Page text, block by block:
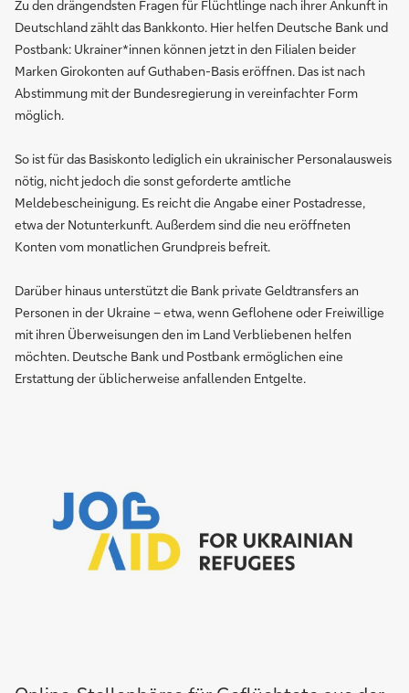
Zu den drängendsten Fragen für Flüchtlinge nach ihrer Ankunft in
Deutschland zählt das Bankkonto. Hier helfen Deutsche Bank und
Postbank: Ukrainer*innen können jetzt in den Filialen beider
Marken Girokonten auf Guthaben-Basis eröffnen. Das ist nach
Abstimmung mit der Bundesregierung in vereinfachter Form
möglich.
So ist für das Basiskonto lediglich ein ukrainischer Personalausweis
nötig, nicht jedoch die sonst geforderte amtliche
Meldebescheinigung. Es reicht die Angabe einer Postadresse,
etwa der Notunterkunft. Außerdem sind die neu eröffneten
Konten vom monatlichen Grundpreis befreit.
Darüber hinaus unterstützt die Bank private Geldtransfers an
Personen in der Ukraine – etwa, wenn Geflohene oder Freiwillige
mit ihren Überweisungen den im Land Verbliebenen helfen
möchten. Deutsche Bank und Postbank ermöglichen eine
Erstattung der üblicherweise anfallenden Entgelte.